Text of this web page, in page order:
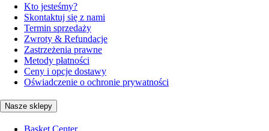
Kto jesteśmy?
Skontaktuj się z nami
Termin sprzedaży
Zwroty & Refundacje
Zastrzeżenia prawne
Metody płatności
Ceny i opcje dostawy
Oświadczenie o ochronie prywatności
Nasze sklepy
Basket Center